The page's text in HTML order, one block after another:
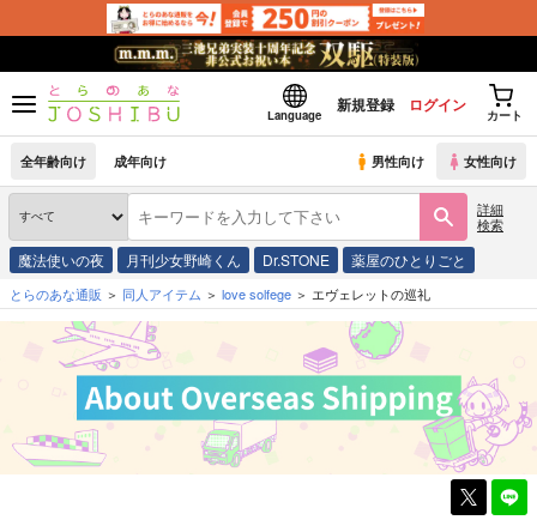
Language
新規登録 ログイン
カート
全年齢向け 成年向け 男性向け 女性向け
詳細
検索
魔法使いの夜 月刊少女野崎くん Dr.STONE 薬屋のひとりごと
とらのあな通販 同人アイテム love solfege エヴェレットの巡礼